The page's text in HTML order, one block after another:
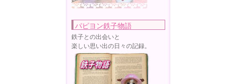
パピヨン鉄子物語
鉄子との出会いと
楽しい思い出の日々の記録。